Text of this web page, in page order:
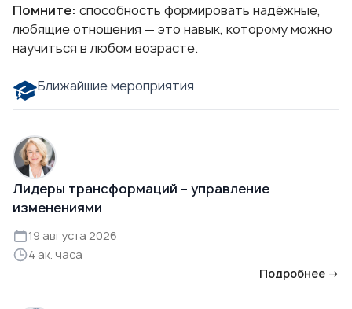
Помните: способность формировать надёжные,
любящие отношения — это навык, которому можно
научиться в любом возрасте.
Ближайшие мероприятия
Лидеры трансформаций – управление
изменениями
19 августа 2026
4 ак. часа
Подробнее →